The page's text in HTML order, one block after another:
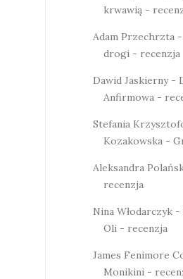
krwawią -
Adam Przechrzta
drogi - recenzja
Dawid Jaskierny -
Anfirmowa -
Stefania
Kozakowska -
Aleksandra
recenzja
Nina Włodarczyk
Oli - recenzja
James Fenimore
Monikini -